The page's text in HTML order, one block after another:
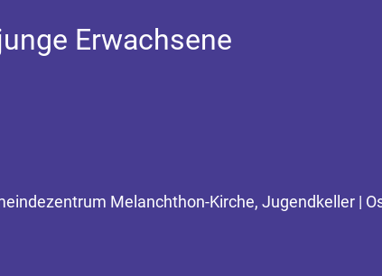
Erwachsene
Melanchthon-Kirche, Jugendkeller |